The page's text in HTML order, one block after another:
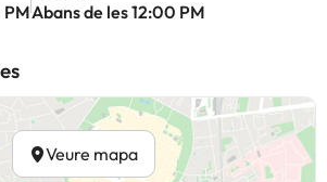
Abans de les 12:00 PM
Veure mapa